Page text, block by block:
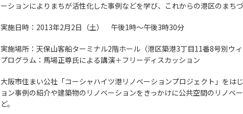
ーションによりまちが活性化した事例などを学び、これからの港区のまちづ
実施日時：2013年2月2日（土） 午後1時～午後3時30分
実施場所：天保山客船ターミナル2階ホール（港区築港3丁目11番8号別ウィ
プログラム：馬場正尊氏による講演＋フリーディスカッション
大阪市住まい公社「コーシャハイツ港リノベーションプロジェクト」をは
ョン事例の紹介や建築物のリノベーションをきっかけに公共空間のリノベ
ど。